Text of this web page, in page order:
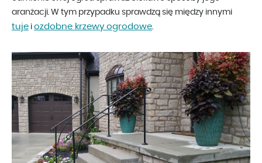
aranżacji. W tym przypadku sprawdzą się między innymi
tuje i ozdobne krzewy ogrodowe